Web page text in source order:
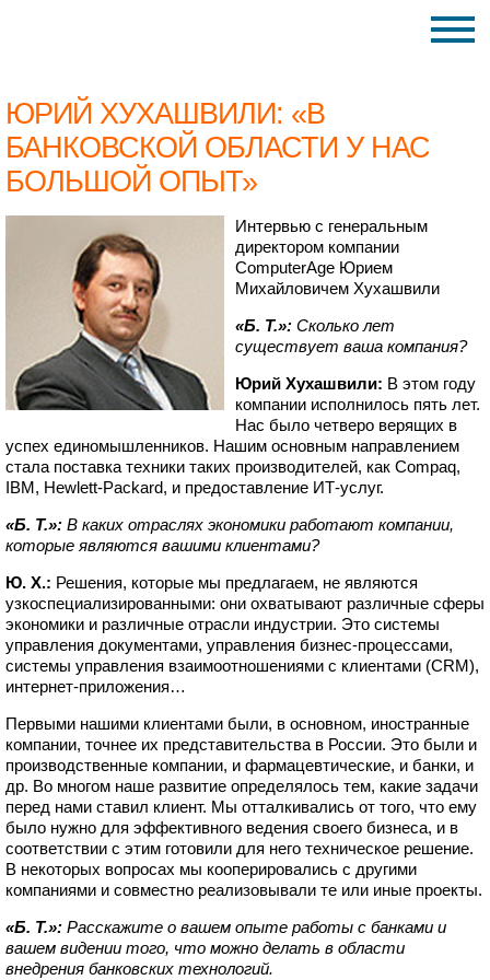
ЮРИЙ ХУХАШВИЛИ: «В
БАНКОВСКОЙ ОБЛАСТИ У НАС
БОЛЬШОЙ ОПЫТ»
Интервью с генеральным
директором компании
ComputerAge Юрием
Михайловичем Хухашвили
«Б. Т.»: Сколько лет
существует ваша компания?
Юрий Хухашвили: В этом году
компании исполнилось пять лет.
Нас было четверо верящих в
успех единомышленников. Нашим основным направлением
стала поставка техники таких производителей, как Compaq,
IBM, Hewlett-Packard, и предоставление ИТ-услуг.
«Б. Т.»: В каких отраслях экономики работают компании,
которые являются вашими клиентами?
Ю. Х.: Решения, которые мы предлагаем, не являются
узкоспециализированными: они охватывают различные сферы
экономики и различные отрасли индустрии. Это системы
управления документами, управления бизнес-процессами,
системы управления взаимоотношениями с клиентами (CRM),
интернет-приложения…
Первыми нашими клиентами были, в основном, иностранные
компании, точнее их представительства в России. Это были и
производственные компании, и фармацевтические, и банки, и
др. Во многом наше развитие определялось тем, какие задачи
перед нами ставил клиент. Мы отталкивались от того, что ему
было нужно для эффективного ведения своего бизнеса, и в
соответствии с этим готовили для него техническое решение.
В некоторых вопросах мы кооперировались с другими
компаниями и совместно реализовывали те или иные проекты.
«Б. Т.»: Расскажите о вашем опыте работы с банками и
вашем видении того, что можно делать в области
внедрения банковских технологий.